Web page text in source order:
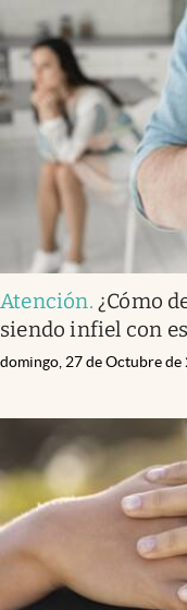
Atención. ¿Cómo
siendo infiel con
domingo, 27 de Octubre de